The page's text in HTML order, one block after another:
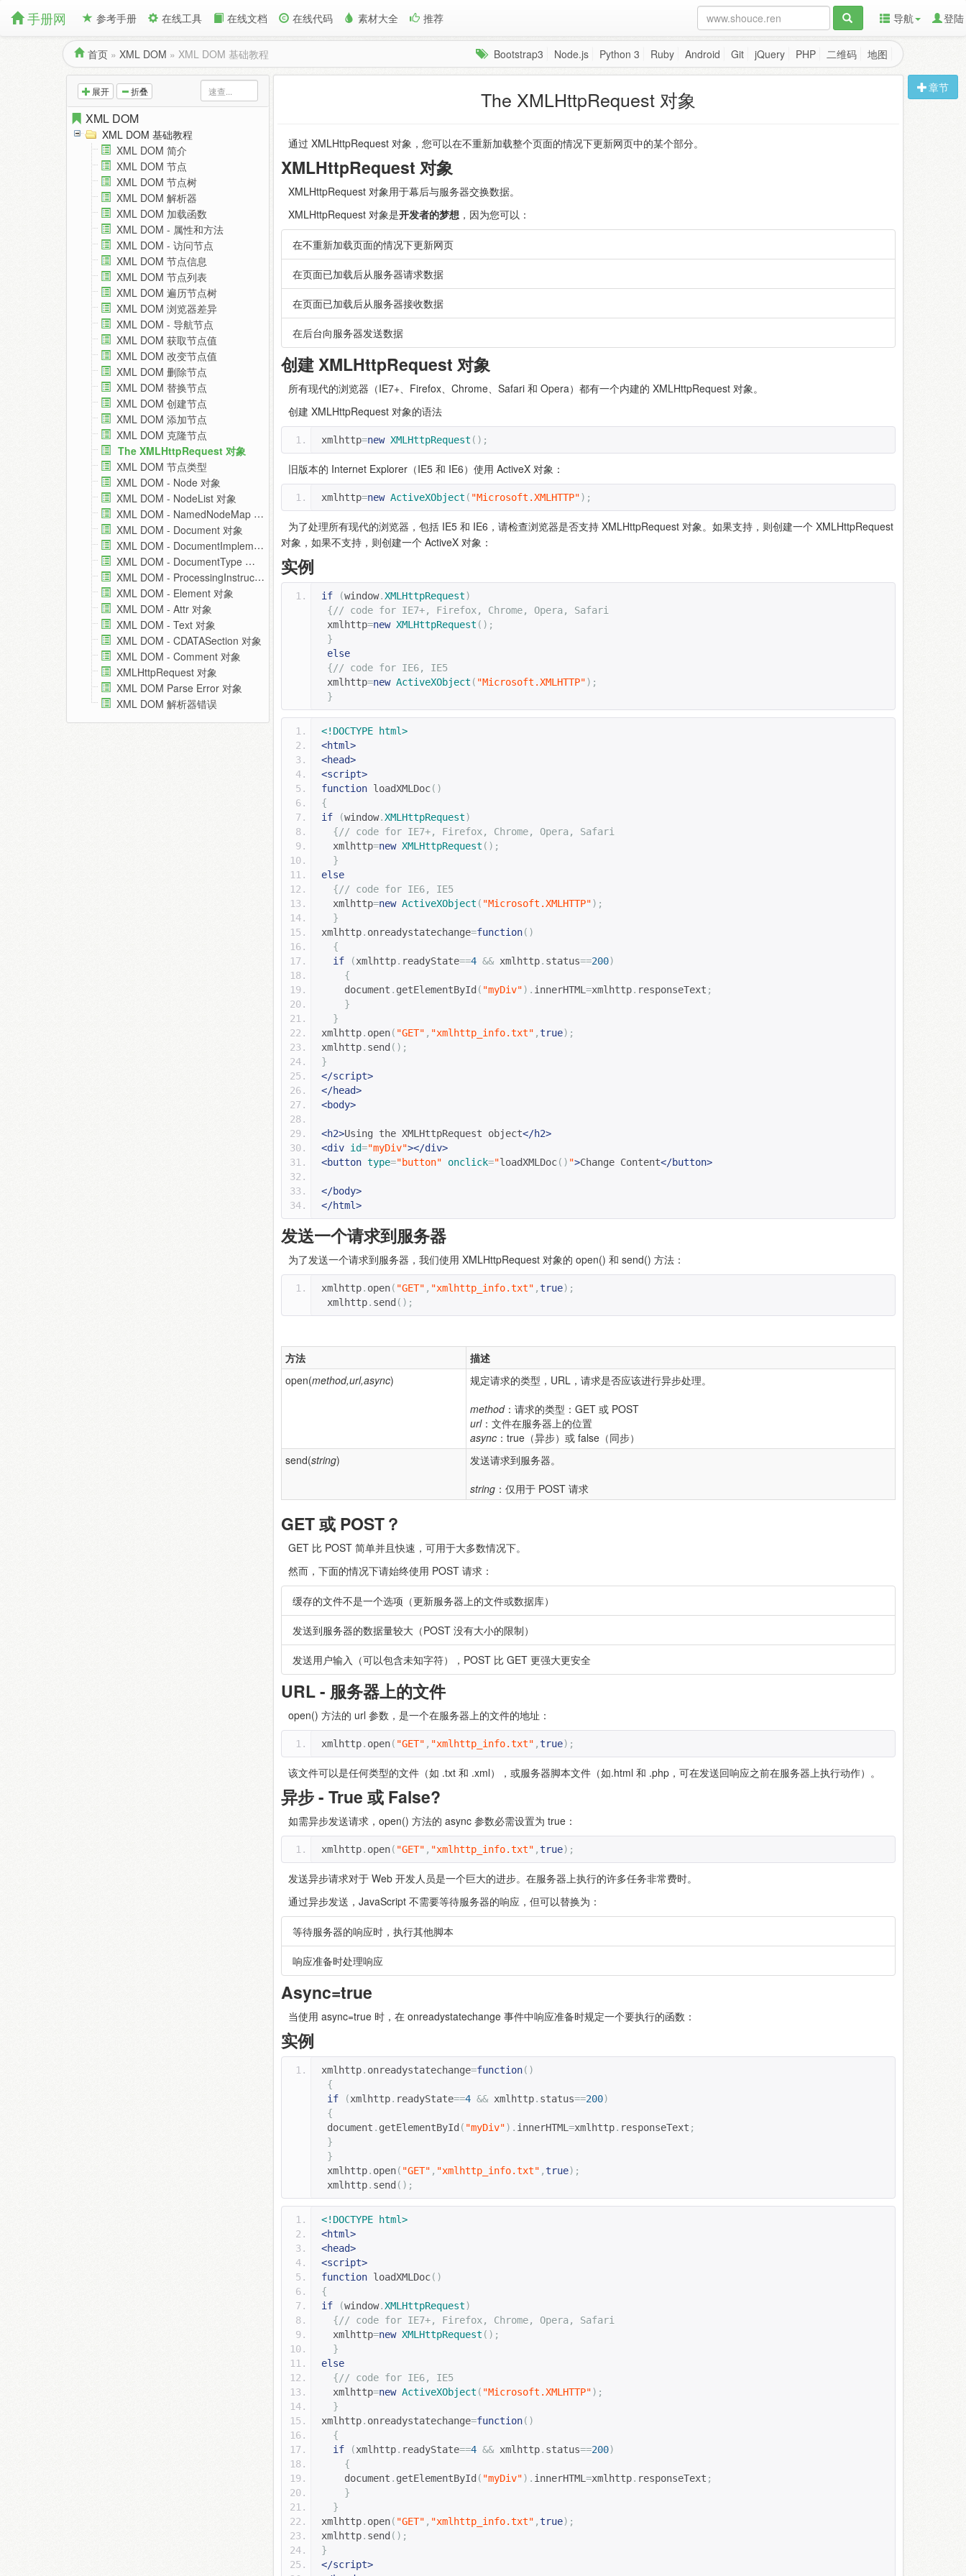
手册网 参考手册 在线工具 在线文档 在线代码 素材大全 推荐 导航 登陆
首页 » XML DOM » XML DOM 基础教程 Bootstrap3 Node.js Python 3 Ruby Android Git jQuery PHP 二维码 地图
展开 折叠
XML DOM
XML DOM 基础教程
XML DOM 简介
XML DOM 节点
XML DOM 节点树
XML DOM 解析器
XML DOM 加载函数
XML DOM - 属性和方法
XML DOM - 访问节点
XML DOM 节点信息
XML DOM 节点列表
XML DOM 遍历节点树
XML DOM 浏览器差异
XML DOM - 导航节点
XML DOM 获取节点值
XML DOM 改变节点值
XML DOM 删除节点
XML DOM 替换节点
XML DOM 创建节点
XML DOM 添加节点
XML DOM 克隆节点
The XMLHttpRequest 对象
XML DOM 节点类型
XML DOM - Node 对象
XML DOM - NodeList 对象
XML DOM - NamedNodeMap 对象
XML DOM - Document 对象
XML DOM - DocumentImplementation 对象
XML DOM - DocumentType 对象
XML DOM - ProcessingInstruction 对象
XML DOM - Element 对象
XML DOM - Attr 对象
XML DOM - Text 对象
XML DOM - CDATASection 对象
XML DOM - Comment 对象
XMLHttpRequest 对象
XML DOM Parse Error 对象
XML DOM 解析器错误
The XMLHttpRequest 对象
通过 XMLHttpRequest 对象，您可以在不重新加载整个页面的情况下更新网页中的某个部分。
XMLHttpRequest 对象
XMLHttpRequest 对象用于幕后与服务器交换数据。
XMLHttpRequest 对象是开发者的梦想，因为您可以：
在不重新加载页面的情况下更新网页
在页面已加载后从服务器请求数据
在页面已加载后从服务器接收数据
在后台向服务器发送数据
创建 XMLHttpRequest 对象
所有现代的浏览器（IE7+、Firefox、Chrome、Safari 和 Opera）都有一个内建的 XMLHttpRequest 对象。
创建 XMLHttpRequest 对象的语法
xmlhttp=new XMLHttpRequest ();
旧版本的 Internet Explorer（IE5 和 IE6）使用 ActiveX 对象：
xmlhttp=new ActiveXObject ( "Microsoft.XMLHTTP");
为了处理所有现代的浏览器，包括 IE5 和 IE6，请检查浏览器是否支持 XMLHttpRequest 对象。如果支持，则创建一个 XMLHttpRequest
对象，如果不支持，则创建一个 ActiveX 对象：
实例
if (window.XMLHttpRequest)
{// code for IE7+, Firefox, Chrome, Opera, Safari
xmlhttp=new XMLHttpRequest ();
}
else
{// code for IE6, IE5
xmlhttp=new ActiveXObject ( "Microsoft.XMLHTTP");
}
<!DOCTYPE html>
<html>
<head>
<script>
function loadXMLDoc()
{
if
(window.XMLHttpRequest)
{// code for IE7+, Firefox, Chrome, Opera, Safari
xmlhttp=new XMLHttpRequest ();
}
else
{// code for IE6, IE5
xmlhttp=new ActiveXObject ( "Microsoft.XMLHTTP");
}
xmlhttp. onreadystatechange=function()
{
if
(xmlhttp. readyState==4 && xmlhttp. status==200)
{
document . getElementById ( "myDiv"). innerHTML =xmlhttp. responseText ;
}
}
xmlhttp. open( "GET" , "xmlhttp_info.txt" ,true);
xmlhttp. send ();
}
</script>
</head>
<body>
<h2>Using the XMLHttpRequest object</h2>
<div id="myDiv"></div>
<button type="button" onclick="loadXMLDoc() ">Change Content</button>
</body>
</html>
发送一个请求到服务器
为了发送一个请求到服务器，我们使用 XMLHttpRequest 对象的 open() 和 send() 方法：
xmlhttp. open( "GET" , "xmlhttp_info.txt" ,true);
xmlhttp. send ();
方法
描述
open(method,url,async)
规定请求的类型，URL，请求是否应该进行异步处理。
method：请求的类型：GET 或 POST
url：文件在服务器上的位置
async：true（异步）或 false（同步）
send(string)
发送请求到服务器。
string：仅用于 POST 请求
GET 或 POST？
GET 比 POST 简单并且快速，可用于大多数情况下。
然而，下面的情况下请始终使用 POST 请求：
缓存的文件不是一个选项（更新服务器上的文件或数据库）
发送到服务器的数据量较大（POST 没有大小的限制）
发送用户输入（可以包含未知字符），POST 比 GET 更强大更安全
URL - 服务器上的文件
open() 方法的 url 参数，是一个在服务器上的文件的地址：
xmlhttp. open( "GET" , "xmlhttp_info.txt" ,true);
该文件可以是任何类型的文件（如 .txt 和 .xml），或服务器脚本文件（如.html 和 .php，可在发送回响应之前在服务器上执行动作）。
异步 - True 或 False?
如需异步发送请求，open() 方法的 async 参数必需设置为 true：
xmlhttp. open( "GET" , "xmlhttp_info.txt" ,true);
发送异步请求对于 Web 开发人员是一个巨大的进步。在服务器上执行的许多任务非常费时。
通过异步发送，JavaScript 不需要等待服务器的响应，但可以替换为：
等待服务器的响应时，执行其他脚本
响应准备时处理响应
Async=true
当使用 async=true 时，在 onreadystatechange 事件中响应准备时规定一个要执行的函数：
实例
xmlhttp. onreadystatechange=function()
{
if
(xmlhttp. readyState==4 && xmlhttp. status==200)
{
document . getElementById ( "myDiv"). innerHTML =xmlhttp. responseText ;
}
}
xmlhttp. open( "GET" , "xmlhttp_info.txt" ,true);
xmlhttp. send ();
<!DOCTYPE html>
<html>
<head>
<script>
function loadXMLDoc()
{
if
(window.XMLHttpRequest)
{// code for IE7+, Firefox, Chrome, Opera, Safari
xmlhttp=new XMLHttpRequest ();
}
else
{// code for IE6, IE5
xmlhttp=new ActiveXObject ( "Microsoft.XMLHTTP");
}
xmlhttp. onreadystatechange=function()
{
if
(xmlhttp. readyState==4 && xmlhttp. status==200)
{
document . getElementById ( "myDiv"). innerHTML =xmlhttp. responseText ;
}
}
xmlhttp. open( "GET" , "xmlhttp_info.txt" ,true);
xmlhttp. send ();
}
</script>
章节